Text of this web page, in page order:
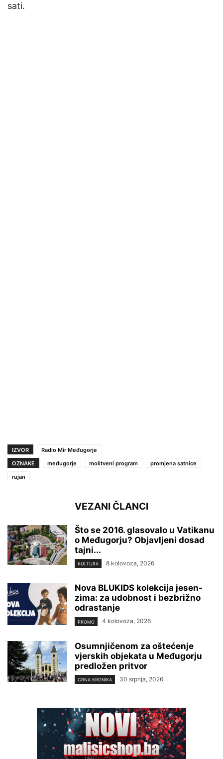
sati.
IZVOR
Radio Mir Međugorje
OZNAKE
međugorje molitveni program
promjena satnice
rujan
VEZANI ČLANCI
Što se 2016. glasovalo u Vatikanu
o Međugorju? Objavljeni dosad
tajni...
KULTURA 8 kolovoza, 2026
Nova BLUKIDS kolekcija jesen-
zima: za udobnost i bezbrižno
odrastanje
PROMO 4 kolovoza, 2026
Osumnjičenom za oštećenje
vjerskih objekata u Međugorju
predložen pritvor
CRNA KRONIKA 30 srpnja, 2026